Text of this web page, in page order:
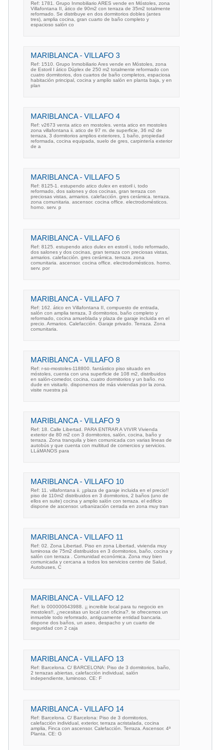
Ref: 1781. Grupo Inmobiliario ARES vende en Móstoles, zona
Villafontana II, ático de 90m2 con terraza de 35m2 totalmente
reformado. Se distribuye en dos dormitorios dobles (antes
tres), amplia cocina, gran cuarto de baño completo y
espacioso salón co
MARIBLANCA - VILLAFO 3
Ref: 1510. Grupo Inmobiliario Ares vende en Móstoles, zona
de Estoril I ático Dúplex de 250 m2 totalmente reformado con
cuatro dormitorios, dos cuartos de baño completos, espaciosa
habitación principal, cocina y amplio salón en planta baja, y en
plan
MARIBLANCA - VILLAFO 4
Ref: v2673 venta atico en mostoles. venta atico en mostoles
zona villafontana ii. atico de 97 m. de superficie, 36 m2 de
terraza, 3 dormitorios amplios exteriores, 1 baño, propiedad
reformada, cocina equipada, suelo de gres, carpintería exterior
de a
MARIBLANCA - VILLAFO 5
Ref: 8125-1. estupendo atico dulex en estoril i, todo
reformado, dos salones y dos cocinas, gran terraza con
preciosas vistas, armarios. calefacción. gres cerámica. terraza.
zona comunitaria. ascensor. cocina office. electrodomésticos.
horno. serv. p
MARIBLANCA - VILLAFO 6
Ref: 8125. estupendo atico dulex en estoril i, todo reformado,
dos salones y dos cocinas, gran terraza con preciosas vistas,
armarios. calefacción. gres cerámica. terraza. zona
comunitaria. ascensor. cocina office. electrodomésticos. horno.
serv. por
MARIBLANCA - VILLAFO 7
Ref: 162. ático en Villafontana II, compuesto de entrada,
salón con amplia terraza, 3 dormitorios, baño completo y
reformado, cocina amueblada y plaza de garaje incluida en el
precio. Armarios. Calefacción. Garaje privado. Terraza. Zona
comunitaria.
MARIBLANCA - VILLAFO 8
Ref: r-so-mostoles-118800. fantástico piso situado en
móstoles, cuenta con una superficie de 108 m2, distribuidos
en salón-comedor, cocina, cuatro dormitorios y un baño. no
dude en visitarlo. disponemos de más viviendas por la zona.
visite nuestra pá
MARIBLANCA - VILLAFO 9
Ref: 18. Calle Libertad. PARA ENTRAR A VIVIR Vivienda
exterior de 80 m2 con 3 dormitorios, salón, cocina, baño y
terraza. Zona tranquila y bien comunicada con varias lineas de
autobús y que cuenta con multitud de comercios y servicios.
LLáMANOS para
MARIBLANCA - VILLAFO 10
Ref: 11. villafontana ii. ¡¡plaza de garaje incluida en el precio!!
piso de 110m2 distribuidos en 3 dormitorios, 2 baños (uno de
ellos en suite) cocina y amplio salón con terraza. el edificio
dispone de ascensor. urbanización cerrada en zona muy tran
MARIBLANCA - VILLAFO 11
Ref: 02. Zona Libertad. Piso en zona Libertad, vivienda muy
luminosa de 75m2 distribuidos en 3 dormitorios, baño, cocina y
salón con terraza . Comunidad económica. Zona muy bien
comunicada y cercana a todos los servicios centro de Salud,
Autobuses, C
MARIBLANCA - VILLAFO 12
Ref: lo 000000643988. ¡¡ increible local para tu negocio en
mostoles!!, ¿necesitas un local con oficina?. te ofrecemos un
inmueble todo refomrado, antiguamente entidad bancaria.
dispone dos baños, un aseo, despacho y un cuarto de
seguridad con 2 caja
MARIBLANCA - VILLAFO 13
Ref: Barcelona. C/ BARCELONA: Piso de 3 dormitorios, baño,
2 terrazas abiertas, calefacción individual, salón
independiente, luminoso. CE: F
MARIBLANCA - VILLAFO 14
Ref: Barcelona. C/ Barcelona: Piso de 3 dormitorios,
calefacción individual, exterior, terraza acristalada, cocina
amplia, Finca con ascensor. Calefacción. Terraza. Ascensor. 4ª
Planta. CE: G